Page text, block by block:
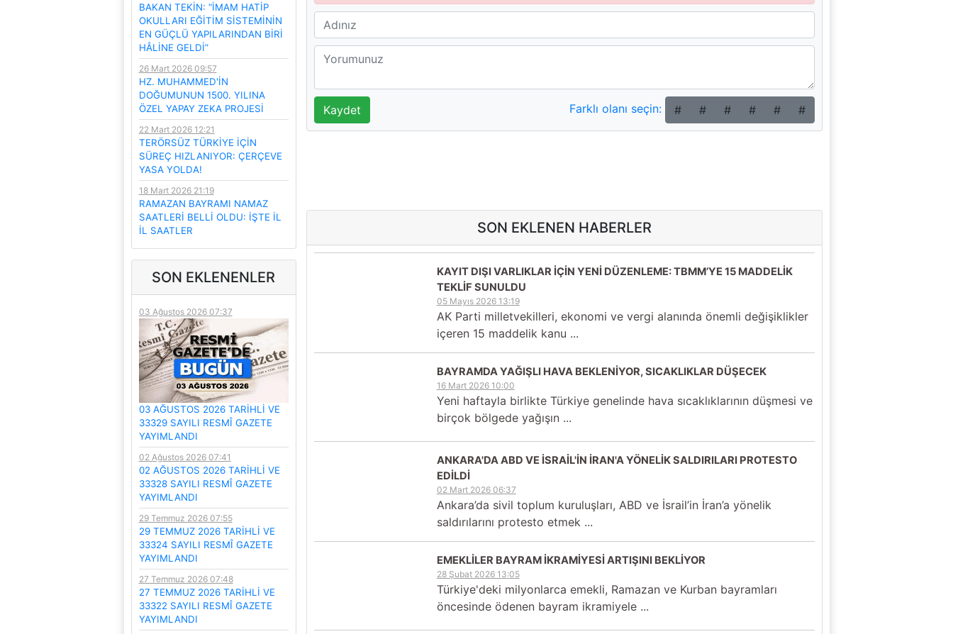
BAKAN TEKİN: “İMAM HATİP
OKULLARI EĞİTİM SİSTEMİNİN
EN GÜÇLÜ YAPILARINDAN BİRİ
HÂLİNE GELDİ”
26 Mart 2026 09:57
HZ. MUHAMMED'İN
DOĞUMUNUN 1500. YILINA
ÖZEL YAPAY ZEKA PROJESİ
22 Mart 2026 12:21
TERÖRSÜZ TÜRKİYE İÇİN
SÜREÇ HIZLANIYOR: ÇERÇEVE
YASA YOLDA!
18 Mart 2026 21:19
RAMAZAN BAYRAMI NAMAZ
SAATLERİ BELLİ OLDU: İŞTE İL
İL SAATLER
SON EKLENENLER
03 Ağustos 2026 07:37
03 AĞUSTOS 2026 TARİHLİ VE
33329 SAYILI RESMÎ GAZETE
YAYIMLANDI
02 Ağustos 2026 07:41
02 AĞUSTOS 2026 TARİHLİ VE
33328 SAYILI RESMÎ GAZETE
YAYIMLANDI
29 Temmuz 2026 07:55
29 TEMMUZ 2026 TARİHLİ VE
33324 SAYILI RESMÎ GAZETE
YAYIMLANDI
27 Temmuz 2026 07:48
27 TEMMUZ 2026 TARİHLİ VE
33322 SAYILI RESMÎ GAZETE
YAYIMLANDI
Farklı olanı seçin: # # # # # #
SON EKLENEN HABERLER
KAYIT DIŞI VARLIKLAR İÇİN YENİ DÜZENLEME: TBMM’YE 15 MADDELİK
TEKLİF SUNULDU
05 Mayıs 2026 13:19
AK Parti milletvekilleri, ekonomi ve vergi alanında önemli değişiklikler
içeren 15 maddelik kanu ...
BAYRAMDA YAĞIŞLI HAVA BEKLENİYOR, SICAKLIKLAR DÜŞECEK
16 Mart 2026 10:00
Yeni haftayla birlikte Türkiye genelinde hava sıcaklıklarının düşmesi ve
birçok bölgede yağışın ...
ANKARA'DA ABD VE İSRAİL'İN İRAN'A YÖNELİK SALDIRILARI PROTESTO
EDİLDİ
02 Mart 2026 06:37
Ankara’da sivil toplum kuruluşları, ABD ve İsrail’in İran’a yönelik
saldırılarını protesto etmek ...
EMEKLİLER BAYRAM İKRAMİYESİ ARTIŞINI BEKLİYOR
28 Şubat 2026 13:05
Türkiye'deki milyonlarca emekli, Ramazan ve Kurban bayramları
öncesinde ödenen bayram ikramiyele ...